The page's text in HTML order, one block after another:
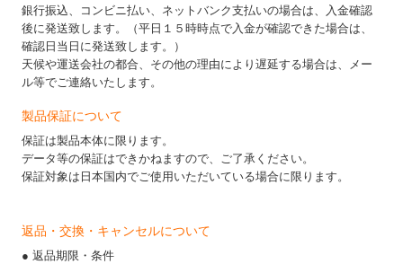
銀行振込、コンビニ払い、ネットバンク支払いの場合は、入金確認
後に発送致します。（平日１５時時点で入金が確認できた場合は、
確認日当日に発送致します。）
天候や運送会社の都合、その他の理由により遅延する場合は、メー
ル等でご連絡いたします。
製品保証について
保証は製品本体に限ります。
データ等の保証はできかねますので、ご了承ください。
保証対象は日本国内でご使用いただいている場合に限ります。
返品・交換・キャンセルについて
● 返品期限・条件